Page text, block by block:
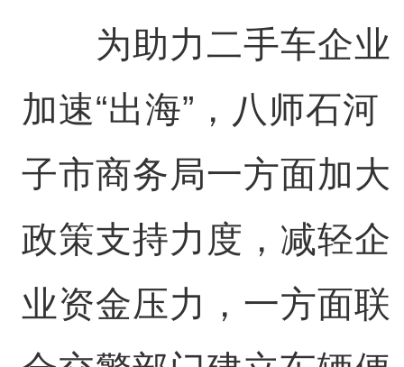
为助力二手车企业
加速“出海”，八师石河
子市商务局一方面加大
政策支持力度，减轻企
业资金压力，一方面联